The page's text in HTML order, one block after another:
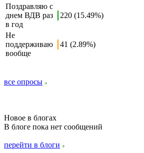
Поздравляю с
днем ВДВ раз
в год
220 (15.49%)
Не
поддерживаю
вообще
41 (2.89%)
все опросы
Новое в блогах
В блоге пока нет сообщений
перейти в блоги